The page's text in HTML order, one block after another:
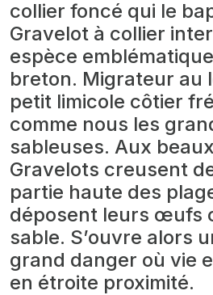
collier foncé qui le
Gravelot à collier
espèce
breton. Migrateur au
petit limicole côtier
comme nous les
sableuses. Aux
Gravelots creusent
partie haute des
déposent leurs œufs
sable. S’ouvre alors
grand danger où vie
en étroite proximité.